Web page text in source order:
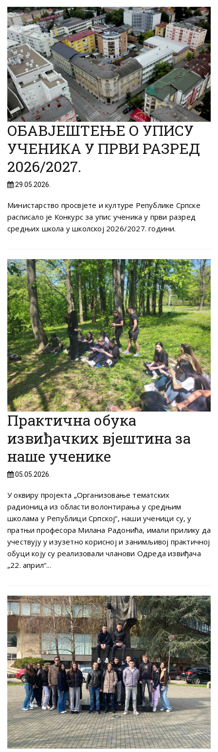
ОБАВЈЕШТЕЊЕ О УПИСУ
УЧЕНИКА У ПРВИ РАЗРЕД
2026/2027.
29.05.2026.
Министарство просвјете и културе Републике Српске
расписало је Конкурс за упис ученика у први разред
средњих школа у школској 2026/2027. години.
Практична обука
извиђачких вјештина за
наше ученике
05.05.2026.
У оквиру пројекта „Организовање тематских
радионица из области волонтирања у средњим
школама у Републици Српској“, наши ученици су, у
пратњи професора Милана Радонића, имали прилику да
учествују у изузетно корисној и занимљивој практичној
обуци коју су реализовали чланови Одреда извиђача
„22. април“...